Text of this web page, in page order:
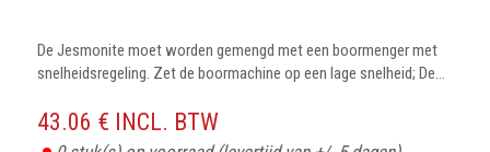
De Jesmonite moet worden gemengd met een boormenger met
snelheidsregeling. Zet de boormachine op een lage snelheid; De...
43.06 € INCL. BTW